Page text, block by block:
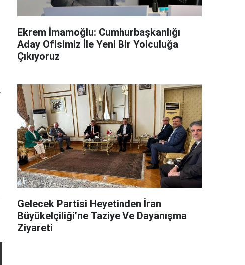
Ekrem İmamoğlu: Cumhurbaşkanlığı
Aday Ofisimiz İle Yeni Bir Yolculuğa
Çıkıyoruz
Gelecek Partisi Heyetinden İran
Büyükelçiliği’ne Taziye Ve Dayanışma
Ziyareti